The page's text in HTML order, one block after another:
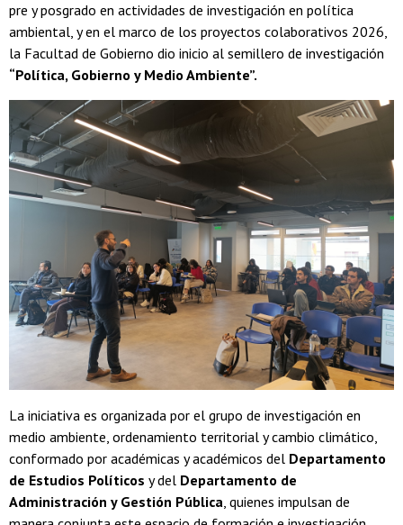
pre y posgrado en actividades de investigación en política
ambiental, y en el marco de los proyectos colaborativos 2026,
la Facultad de Gobierno dio inicio al semillero de investigación
“Política, Gobierno y Medio Ambiente”.
La iniciativa es organizada por el grupo de investigación en
medio ambiente, ordenamiento territorial y cambio climático,
conformado por académicas y académicos del Departamento
de Estudios Políticos y del Departamento de
Administración y Gestión Pública, quienes impulsan de